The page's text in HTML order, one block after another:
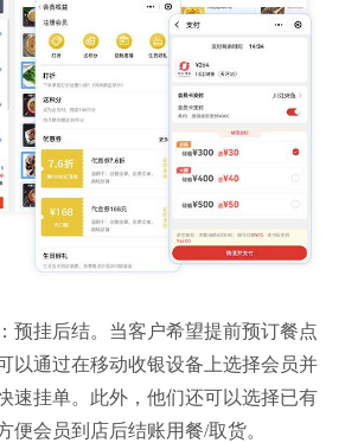
预挂后结。当客户希望提前预订餐点
以通过在移动收银设备上选择会员并
速挂单。此外，他们还可以选择已有
便会员到店后结账用餐/取货。